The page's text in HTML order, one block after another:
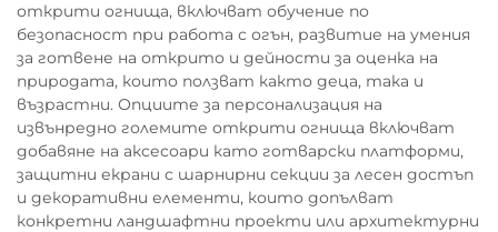
открити огнища, включват обучение по
безопасност при работа с огън, развитие на умения
за готвене на открито и дейности за оценка на
природата, които ползват както деца, така и
възрастни. Опциите за персонализация на
извънредно големите открити огнища включват
добавяне на аксесоари като готварски платформи,
защитни екрани с шарнирни секции за лесен достъп
и декоративни елементи, които допълват
конкретни ландшафтни проекти или архитектурни